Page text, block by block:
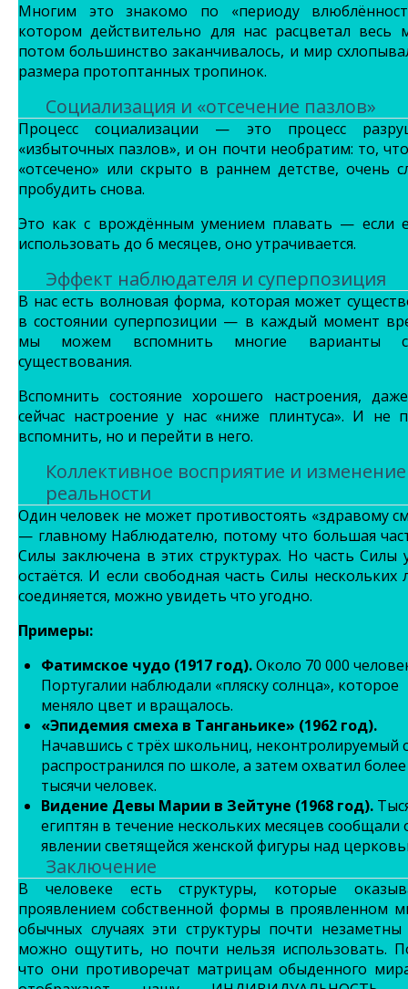
Многим это знакомо по «периоду
котором действительно для нас расцветал весь
потом большинство заканчивалось, и мир
размера протоптанных тропинок.
Социализация и «отсечение пазлов»
Процесс социализации — это процесс
«избыточных пазлов», и он почти необратим: то,
«отсечено» или скрыто в раннем детстве, очень
пробудить снова.
Это как с врождённым умением плавать — если
использовать до 6 месяцев, оно утрачивается.
Эффект наблюдателя и суперпозиция
В нас есть волновая форма, которая может
в состоянии суперпозиции — в каждый момент
мы можем вспомнить многие варианты
существования.
Вспомнить состояние хорошего настроения,
сейчас настроение у нас «ниже плинтуса». И не
вспомнить, но и перейти в него.
Коллективное восприятие и изменение
реальности
Один человек не может противостоять «здравому
— главному Наблюдателю, потому что большая
Силы заключена в этих структурах. Но часть Силы
остаётся. И если свободная часть Силы нескольких
соединяется, можно увидеть что угодно.
Примеры:
Фатимское чудо (1917 год).Около 70 000
Португалии наблюдали «пляску солнца», которое
меняло цвет и вращалось.
«Эпидемия смеха в Танганьике» (1962 год).
Начавшись с трёх школьниц, неконтролируемый
распространился по школе, а затем охватил более
тысячи человек.
Видение Девы Марии в Зейтуне (1968 год).
египтян в течение нескольких месяцев сообщали
явлении светящейся женской фигуры над
Заключение
В человеке есть структуры, которые
проявлением собственной формы в проявленном
обычных случаях эти структуры почти
можно ощутить, но почти нельзя использовать.
что они противоречат матрицам обыденного